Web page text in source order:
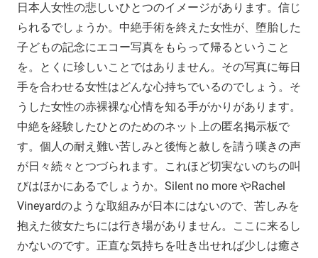
日本人女性の悲しいひとつのイメージがあります。信じ
られるでしょうか。中絶手術を終えた女性が、堕胎した
子どもの記念にエコー写真をもらって帰るということ
を。とくに珍しいことではありません。その写真に毎日
手を合わせる女性はどんな心持ちでいるのでしょう。そ
うした女性の赤裸裸な心情を知る手がかりがあります。
中絶を経験したひとのためのネット上の匿名掲示板で
す。個人の耐え難い苦しみと後悔と赦しを請う嘆きの声
が日々続々とつづられます。これほど切実ないのちの叫
びはほかにあるでしょうか。Silent no more やRachel
Vineyardのような取組みが日本にはないので、苦しみを
抱えた彼女たちには行き場がありません。ここに来るし
かないのです。正直な気持ちを吐き出せれば少しは癒さ